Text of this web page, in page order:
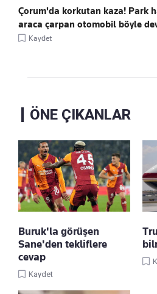
Çorum'da korkutan kaza! Park
araca çarpan otomobil böyle
Kaydet
ÖNE ÇIKANLAR
Buruk'la görüşen
Sane'den tekliflere
cevap
Kaydet